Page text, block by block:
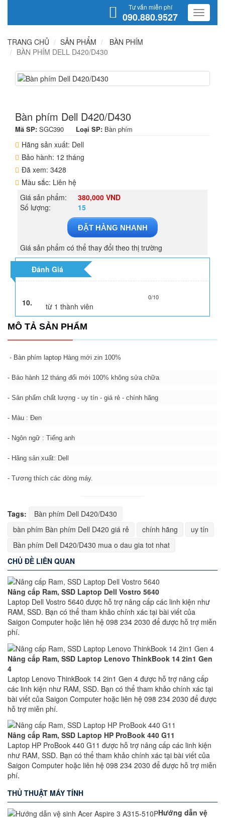
Tư vấn miễn phí
090.880.9527
TRANG CHỦ SẢN PHẨM
BÀN PHÍM
BÀN PHÍM DELL D420/D430
Bàn phím Dell D420/D430
Mã SP: SGC390 Loại SP: Bàn phím
Hãng sản xuất: Dell
Bảo hành: 12 tháng
Đã xem: 3428
Màu sắc: Liên hệ
Giá sản phẩm:
380,000 VND
Số lượng:
15
ĐẶT HÀNG NHANH
Giá sản phẩm có thể thay đổi theo thị trường
Đánh Giá
10.
0/10
từ 1 thành viên
MÔ TẢ SẢN PHẨM
- Bàn phím laptop Hàng mới zin 100%
- Bảo hành 12 tháng đổi mới 100% không sửa chữa
- Sản phẩm chất lượng - uy tín - giá rẻ - chính hãng
- Màu : Đen
- Ngôn ngữ : Tiếng anh
- Hãng sản xuất: Dell
- Tương thích các dòng máy.
Tags:
Bàn phím Dell D420/D430
bàn phím Bàn phím Dell D420 giá rẻ
chính hãng
uy tín
Bàn phím Dell D420/D430 mua o dau gia tot nhat
CHỦ ĐỀ LIÊN QUAN
Nâng cấp Ram, SSD Laptop Dell Vostro 5640
Laptop Dell Vostro 5640 được hỗ trợ nâng cấp các linh kiện như
RAM, SSD. Bạn có thể tham khảo chính xác tại bài viết của
Saigon Computer hoặc liên hệ 098 234 2030 để được hỗ trợ miễn
phí.
Nâng cấp Ram, SSD Laptop Lenovo ThinkBook 14 2in1 Gen
4
Laptop Lenovo ThinkBook 14 2in1 Gen 4 được hỗ trợ nâng cấp
các linh kiện như RAM, SSD. Bạn có thể tham khảo chính xác tại
bài viết của Saigon Computer hoặc liên hệ 098 234 2030 để được
hỗ trợ miễn phí.
Nâng cấp Ram, SSD Laptop HP ProBook 440 G11
Laptop HP ProBook 440 G11 được hỗ trợ nâng cấp các linh kiện
như RAM, SSD. Bạn có thể tham khảo chính xác tại bài viết của
Saigon Computer hoặc liên hệ 098 234 2030 để được hỗ trợ miễn
phí.
THỦ THUẬT MÁY TÍNH
Hướng dẫn vệ